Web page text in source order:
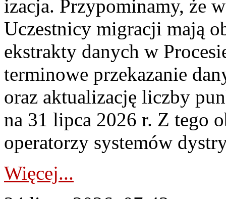
izacja. Przypominamy, że
Uczestnicy migracji mają
ekstrakty danych w
terminowe przekazanie
oraz aktualizację liczby
na 31 lipca 2026 r. Z tego
operatorzy systemów
Więcej...